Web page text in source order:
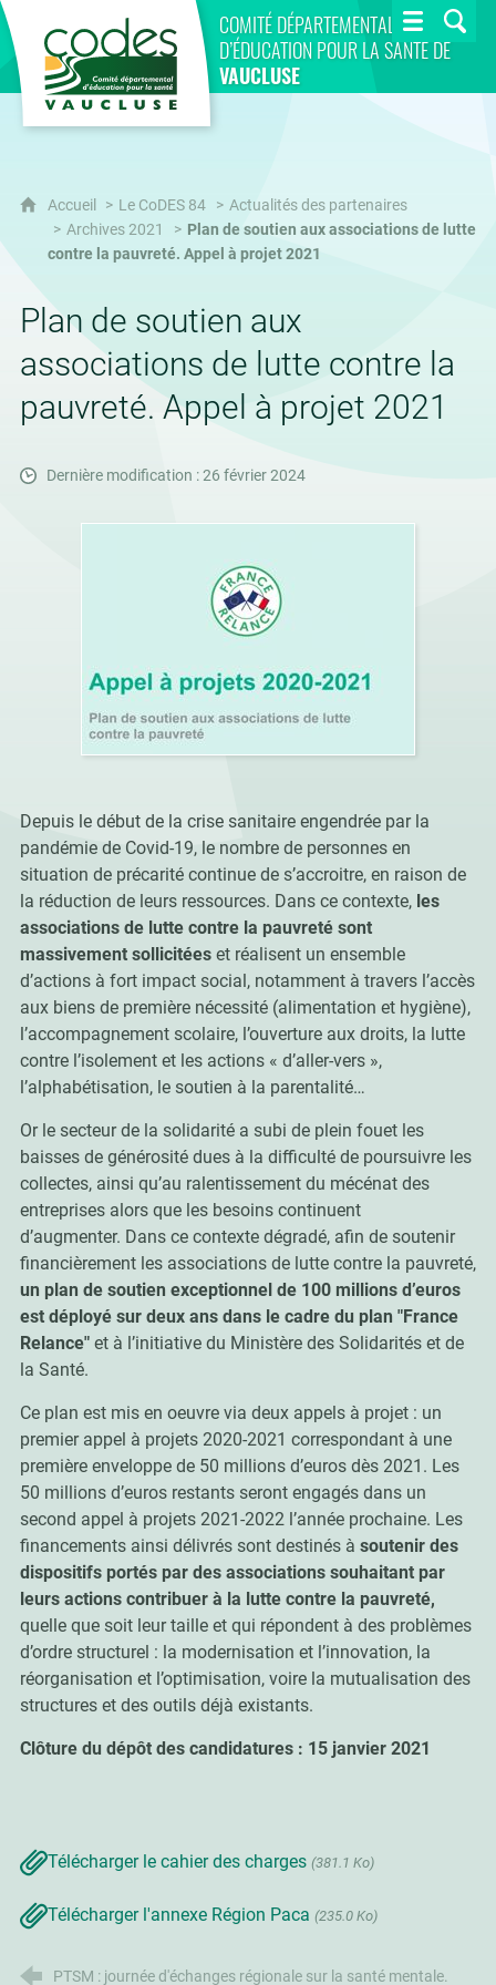
COMITÉ DÉPARTEMENTAL
D’ÉDUCATION POUR LA SANTÉ DE
VAUCLUSE
CoDES 84
Accueil Le CoDES 84
Actualités des partenaires
Archives 2021
Plan de soutien aux associations de lutte
contre la pauvreté. Appel à projet 2021
Plan de soutien aux
associations de lutte contre la
pauvreté. Appel à projet 2021
Dernière modification : 26 février 2024
Depuis le début de la crise sanitaire engendrée par la
pandémie de Covid-19, le nombre de personnes en
situation de précarité continue de s’accroitre, en raison de
la réduction de leurs ressources. Dans ce contexte, les
associations de lutte contre la pauvreté sont
massivement sollicitéeset réalisent un ensemble
d’actions à fort impact social, notamment à travers l’accès
aux biens de première nécessité (alimentation et hygiène),
l’accompagnement scolaire, l’ouverture aux droits, la lutte
contre l’isolement et les actions « d’aller-vers »,
l’alphabétisation, le soutien à la parentalité…
Or le secteur de la solidarité a subi de plein fouet les
baisses de générosité dues à la difficulté de poursuivre les
collectes, ainsi qu’au ralentissement du mécénat des
entreprises alors que les besoins continuent
d’augmenter. Dans ce contexte dégradé, afin de soutenir
financièrement les associations de lutte contre la pauvreté,
un plan de soutien exceptionnel de 100 millions d’euros
est déployé sur deux ans dans le cadre du plan "France
Relance"et à l’initiative du Ministère des Solidarités et de
la Santé.
Ce plan est mis en oeuvre via deux appels à projet : un
premier appel à projets 2020-2021 correspondant à une
première enveloppe de 50 millions d’euros dès 2021. Les
50 millions d’euros restants seront engagés dans un
second appel à projets 2021-2022 l’année prochaine. Les
financements ainsi délivrés sont destinés à soutenir des
dispositifs portés par des associations souhaitant par
leurs actions contribuer à la lutte contre la pauvreté,
quelle que soit leur taille et qui répondent à des problèmes
d’ordre structurel : la modernisation et l’innovation, la
réorganisation et l’optimisation, voire la mutualisation des
structures et des outils déjà existants.
Clôture du dépôt des candidatures : 15 janvier 2021
Télécharger le cahier des charges (381.1 Ko)
Télécharger l'annexe Région Paca (235.0 Ko)
PTSM : journée d'échanges régionale sur la santé mentale.